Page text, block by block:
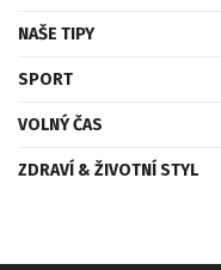
NAŠE TIPY
SPORT
VOLNÝ ČAS
ZDRAVÍ & ŽIVOTNÍ STYL